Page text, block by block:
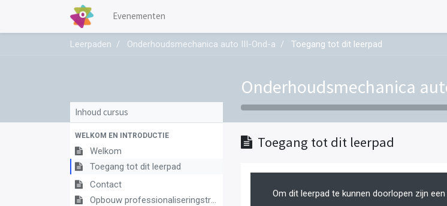
Evenementen
Leerpaden Onderhoudsmechanica auto III-Ond-a Toegang tot dit leerpad
Onderhoudsmechanica
Inhoud cursus
WELKOM EN INTRODUCTIE
Welkom
Toegang tot dit leerpad
Contact
Opbouw professionaliseringstraject
Toegang tot dit leerpad
Om dit leerpad te kunnen doorlopen zijn